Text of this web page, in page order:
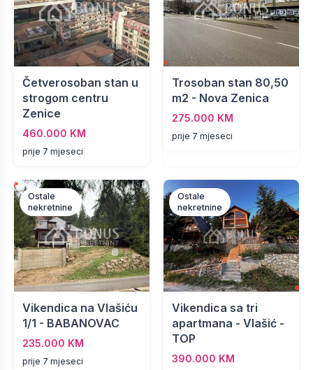
Četverosoban stan u
strogom centru
Zenice
460.000 KM
prije 7 mjeseci
Trosoban stan 80,50
m2 - Nova Zenica
275.000 KM
prije 7 mjeseci
Ostale
nekretnine
Vikendica na Vlašiću
1/1 - BABANOVAC
235.000 KM
prije 7 mjeseci
Ostale
nekretnine
Vikendica sa tri
apartmana - Vlašić -
TOP
390.000 KM